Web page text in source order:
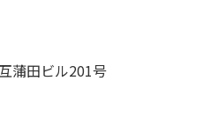
蒲田ビル201号